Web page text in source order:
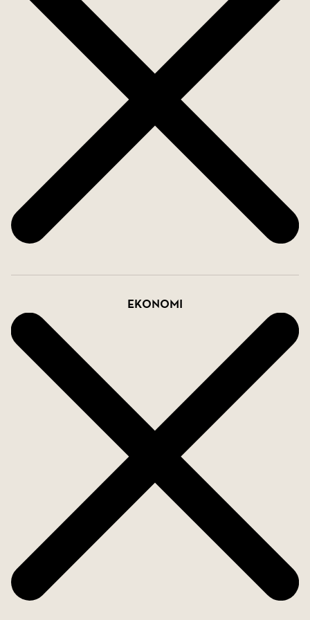
miljö som är lätt att älska och leva i, här finns
nästan allt du behöver. Stadsdelen ligger på nära
avstånd till havet, innerstaden och naturreservat.
Röda sten, Slottsskogen och Botaniska trädgården
finns på promenadavstånd. Kollektivtrafikutbudet
är mycket gott och närmsta hållplats ligger alldeles
nära bostaden. De grönskande innergårdarna
utgör en lugn och skyddad oas. Utanför gårdarna
finns ett sjudande folkliv med många mysiga
butiker och restauranger. Här finns också gott om
mataffärer, apotek, förskolor och skolor inom nära
räckhåll.
Ekonomi